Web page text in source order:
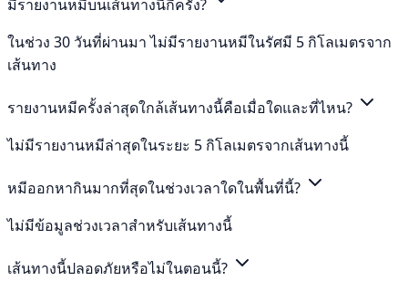
มีรายงานหมีบนเส้นทางนี้กี่ครั้ง?
ในช่วง 30 วันที่ผ่านมา ไม่มีรายงานหมีในรัศมี 5 กิโลเมตรจาก
เส้นทาง
รายงานหมีครั้งล่าสุดใกล้เส้นทางนี้คือเมื่อใดและที่ไหน?
ไม่มีรายงานหมีล่าสุดในระยะ 5 กิโลเมตรจากเส้นทางนี้
หมีออกหากินมากที่สุดในช่วงเวลาใดในพื้นที่นี้?
ไม่มีข้อมูลช่วงเวลาสำหรับเส้นทางนี้
เส้นทางนี้ปลอดภัยหรือไม่ในตอนนี้?